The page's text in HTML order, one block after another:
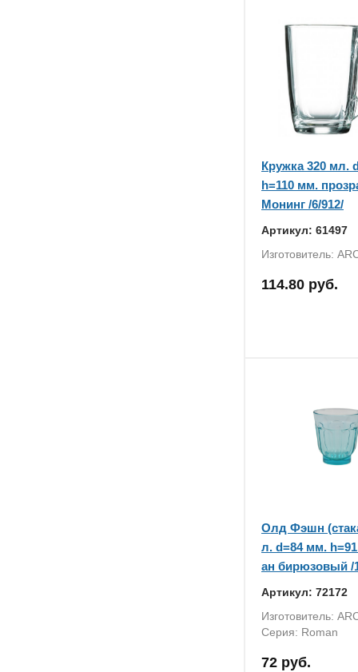
Кружка 320 мл.
h=110 мм.
Монинг /6/912/
Артикул: 61497
Изготовитель:
114.80 руб.
Олд Фэшн
л. d=84 мм.
ан бирюзовый /
Артикул: 72172
Изготовитель:
Серия: Roman
72 руб.